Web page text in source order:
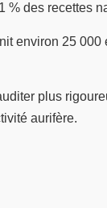
% des recettes
environ 25
plus
aurifère.